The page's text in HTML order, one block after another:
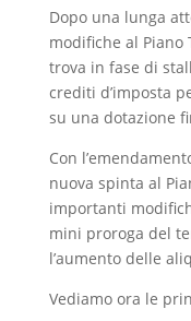
Dopo una lunga
modifiche al Piano
trova in fase di
crediti d’imposta
su una dotazione
Con
nuova spinta al
importanti
mini proroga del
l’aumento delle
Vediamo ora le